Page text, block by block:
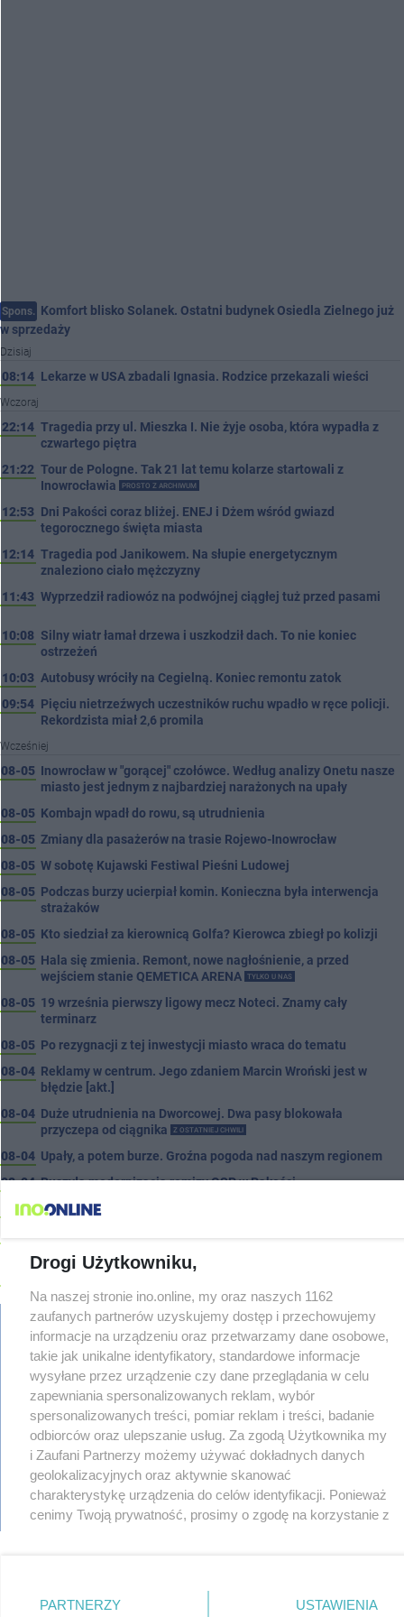
Spons. Komfort blisko Solanek. Ostatni budynek Osiedla Zielnego już
w sprzedaży
Dzisiaj
08:14 Lekarze w USA zbadali Ignasia. Rodzice przekazali wieści
Wczoraj
22:14 Tragedia przy ul. Mieszka I. Nie żyje osoba, która wypadła z
czwartego piętra
21:22 Tour de Pologne. Tak 21 lat temu kolarze startowali z
Inowrocławia
PROSTO Z ARCHIWUM
12:53 Dni Pakości coraz bliżej. ENEJ i Dżem wśród gwiazd
tegorocznego święta miasta
12:14 Tragedia pod Janikowem. Na słupie energetycznym
znaleziono ciało mężczyzny
11:43 Wyprzedził radiowóz na podwójnej ciągłej tuż przed pasami
10:08 Silny wiatr łamał drzewa i uszkodził dach. To nie koniec
ostrzeżeń
10:03 Autobusy wróciły na Cegielną. Koniec remontu zatok
09:54 Pięciu nietrzeźwych uczestników ruchu wpadło w ręce policji.
Rekordzista miał 2,6 promila
Wcześniej
08-05 Inowrocław w "gorącej" czołówce. Według analizy Onetu nasze
miasto jest jednym z najbardziej narażonych na upały
08-05 Kombajn wpadł do rowu, są utrudnienia
08-05 Zmiany dla pasażerów na trasie Rojewo-Inowrocław
08-05 W sobotę Kujawski Festiwal Pieśni Ludowej
08-05 Podczas burzy ucierpiał komin. Konieczna była interwencja
strażaków
08-05 Kto siedział za kierownicą Golfa? Kierowca zbiegł po kolizji
08-05 Hala się zmienia. Remont, nowe nagłośnienie, a przed
wejściem stanie QEMETICA ARENA
TYLKO U NAS
08-05 19 września pierwszy ligowy mecz Noteci. Znamy cały
terminarz
08-05 Po rezygnacji z tej inwestycji miasto wraca do tematu
08-04 Reklamy w centrum. Jego zdaniem Marcin Wroński jest w
błędzie [akt.]
08-04 Duże utrudnienia na Dworcowej. Dwa pasy blokowała
przyczepa od ciągnika
Z OSTATNIEJ CHWILI
08-04 Upały, a potem burze. Groźna pogoda nad naszym regionem
08-04 Ruszyła modernizacja remizy OSP w Pakości
08-04 Kolizja na Rąbinie. Policja szuka kierowcy Golfa
Polifonika z Inowrocławia zagrała na Harendzie. Muzyczny
hołd dla Jana Kasprowicza
08-04 Jest wykonawca remontu dachu sali gimastycznej
08-04 Dlaczego sauny, a nie boiska dla dzieci? Ratusz odpowiada
08-04 Połowa wakacji na drogach. Policja podsumowała lipiec
08-04 Wroński do radnych: Zamiast ingerować w prywatną własność
zajmijcie się gospodarką
08-04 Darrell Harris: Możemy nawiązać walkę z każdym w tej lidze
Zarzut dla kierowcy Mercedesa po tragedii na Rąbinie
Sen o potędze. Nowy utwór rapera z Inowrocławia przeciwko
uzależnieniom
regulamin
reklama
redakcja
pliki cookies
prywatność
reklamacje
gowork.pl
oferty pracy
© copyright 2000-2026 Ino-online Media
Drogi Użytkowniku,
Na naszej stronie ino.online, my oraz naszych 1162
zaufanych partnerów uzyskujemy dostęp i przechowujemy
informacje na urządzeniu oraz przetwarzamy dane osobowe,
takie jak unikalne identyfikatory, standardowe informacje
wysyłane przez urządzenie czy dane przeglądania w celu
zapewniania spersonalizowanych reklam, wybór
spersonalizowanych treści, pomiar reklam i treści, badanie
odbiorców oraz ulepszanie usług. Za zgodą Użytkownika my
i Zaufani Partnerzy możemy używać dokładnych danych
geolokalizacyjnych oraz aktywnie skanować
charakterystykę urządzenia do celów identyfikacji. Ponieważ
cenimy Twoją prywatność, prosimy o zgodę na korzystanie z
. Niektóre rodzaje przetwarzania
danych nie wymagają zgody użytkownika, ale masz prawo
PARTNERZY USTAWIENIA